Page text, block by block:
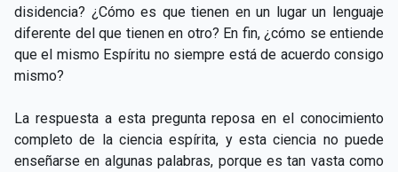
disidencia? ¿Cómo es que tienen en un lugar un lenguaje
diferente del que tienen en otro? En fin, ¿cómo se entiende
que el mismo Espíritu no siempre está de acuerdo consigo
mismo?
La respuesta a esta pregunta reposa en el conocimiento
completo de la ciencia espírita, y esta ciencia no puede
enseñarse en algunas palabras, porque es tan vasta como